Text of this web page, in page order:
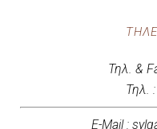
Τηλ. &
Τηλ.
E-Mail :